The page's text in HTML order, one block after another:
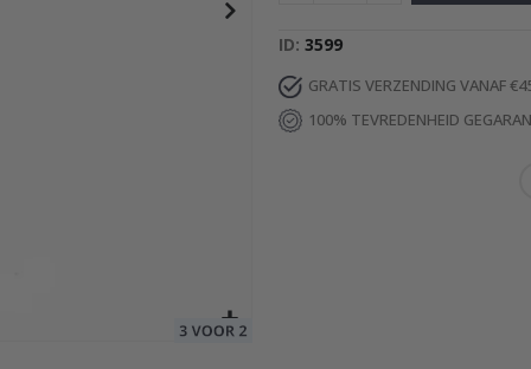
ID 3599
GRATIS VERZENDING VANAF
100% TEVREDENHEID